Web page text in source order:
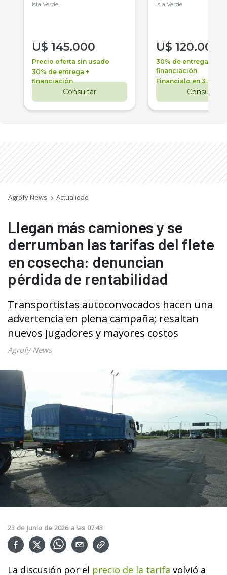
Isla Verde
U$ 145.000
Precio oferta sin usado
30% de entrega +
financiación
Consultar
Isla Verde
U$ 120.000
30% de entrega +
financiación
Financialo en 3 años
Consultar
Agrofy News Actualidad
Llegan más camiones y se
derrumban las tarifas del flete
en cosecha: denuncian
pérdida de rentabilidad
Transportistas autoconvocados hacen una
advertencia en plena campaña; resaltan
nuevos jugadores y mayores costos
Agrofy News
23 de Junio de 2026 a las 07:43
La discusión por el precio de la tarifa volvió a